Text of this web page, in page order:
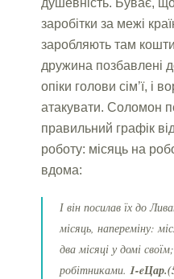
заробітки за межі
заробляють там
дружина позбавлені
опіки голови сім’ї, і
атакувати. Соломон
правильний графік
роботу: місяць на
вдома:
І він посилав їх до
місяць, напереміну:
два місяці у домі
робітниками. 1-